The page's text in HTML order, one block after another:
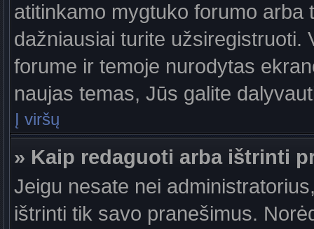
atitinkamo mygtuko forumo
dažniausiai turite užsiregistruoti.
forume ir temoje nurodytas
naujas temas, Jūs galite
Į viršų
» Kaip redaguoti arba ištrinti
Jeigu nesate nei
ištrinti tik savo pranešimus.